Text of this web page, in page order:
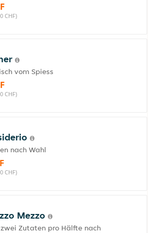
CHF)
vom Spiess
CHF)
nach Wahl
CHF)
Mezzo
Zutaten pro Hälfte nach